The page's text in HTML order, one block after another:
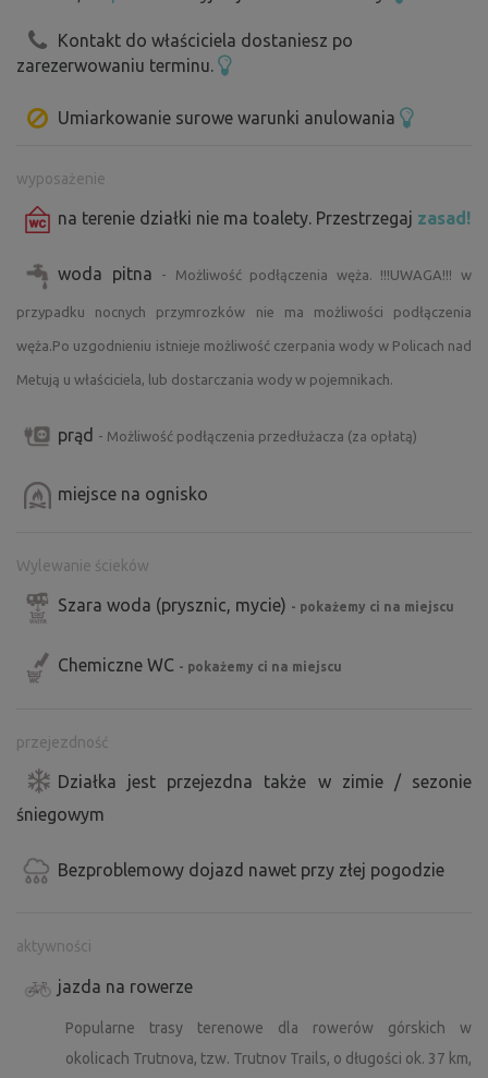
dla siebie, ale gdybyście chcieli przyjechać z rodziną lub
przyjaciółmi i dobrowolnie podzielić się swoim miejscem,
Czekamy na WAS i wierzymy, że to miejsce oczaruje Was
Jitka i Luboš życzą Wam wspaniałego pobytu
kościele św. Prokopa odbędzie się koncert w
ramach letniego festiwalu „ZA POKLADY BROUMOVSKA” – więcej
informacji na stronie www.zapoklady.cz
Kontakt do właściciela dostaniesz po
zarezerwowaniu terminu.
Umiarkowanie surowe warunki anulowania
wyposażenie
na terenie działki nie ma toalety. Przestrzegaj zasad!
woda pitna - Możliwość podłączenia węża. !!!UWAGA!!! w
przypadku nocnych przymrozków nie ma możliwości podłączenia
węża.Po uzgodnieniu istnieje możliwość czerpania wody w Policach nad
Metują u właściciela, lub dostarczania wody w pojemnikach.
prąd - Możliwość podłączenia przedłużacza (za opłatą)
miejsce na ognisko
Wylewanie ścieków
Szara woda (prysznic, mycie) - pokażemy ci na miejscu
Chemiczne WC - pokażemy ci na miejscu
przejezdność
Działka jest przejezdna także w zimie / sezonie
śniegowym
Bezproblemowy dojazd nawet przy złej pogodzie
aktywności
jazda na rowerze
Popularne trasy terenowe dla rowerów górskich w
okolicach Trutnova, tzw. Trutnov Trails, o długości ok. 37 km,